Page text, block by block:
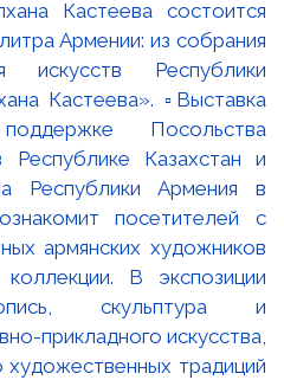
Кастеева состоится
Армении: из собрания
искусств Республики
Кастеева». ▫️Выставка
Посольства
Республике Казахстан и
Республики Армения в
посетителей с
армянских художников
В экспозиции
скульптура и
прикладного искусства,
традиций